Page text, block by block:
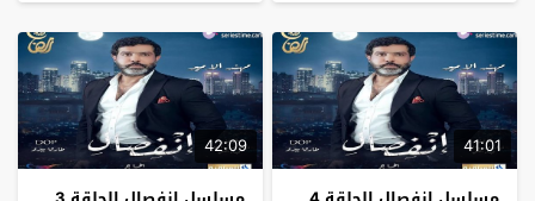
41:01
42:09